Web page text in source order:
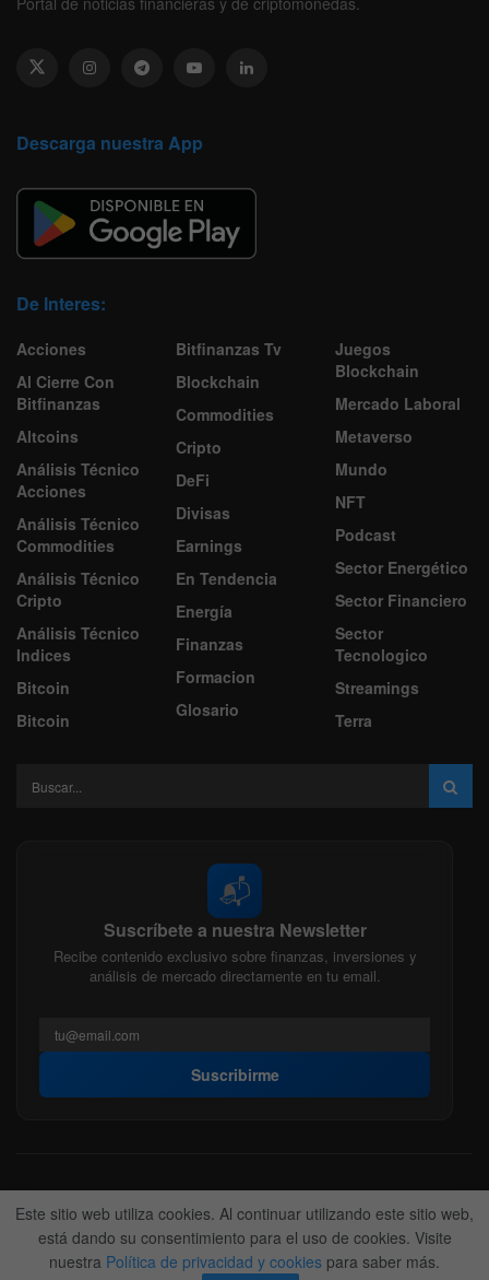
Descarga nuestra App
De Interes:
Acciones
Al Cierre Con
Bitfinanzas
Altcoins
Análisis Técnico
Acciones
Análisis Técnico
Commodities
Análisis Técnico
Cripto
Análisis Técnico
Indices
Bitcoin
Bitcoin
Bitfinanzas Tv
Blockchain
Commodities
Cripto
DeFi
Divisas
Earnings
En Tendencia
Energía
Finanzas
Formacion
Glosario
Juegos
Blockchain
Mercado Laboral
Metaverso
Mundo
NFT
Podcast
Sector Energético
Sector Financiero
Sector
Tecnologico
Streamings
Terra
📬
Suscríbete a nuestra Newsletter
Recibe contenido exclusivo sobre finanzas, inversiones y
análisis de mercado directamente en tu email.
Suscribirme
Acerca de nosotros Politica Editorial
Nuestro Equipo
Contactanos
Anunciate
© 2022-2026BitFinanzas- Hecho porTeam DM. 😎
Este sitio web utiliza cookies. Al continuar utilizando este sitio web,
está dando su consentimiento para el uso de cookies. Visite
nuestra Política de privacidad y cookies para saber más.